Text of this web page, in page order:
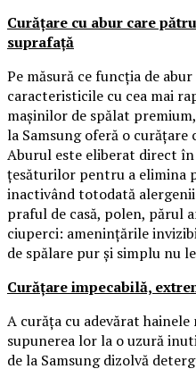
Curățare cu abur care
suprafață
Pe măsură ce funcția de
caracteristicile cu cea mai
mașinilor de spălat
la Samsung oferă o
Aburul este eliberat direct
țesăturilor pentru a elimina
inactivând totodată
praful de casă, polen, părul
ciuperci: amenințările
de spălare pur și simplu nu
Curățare impecabilă,
A curăța cu adevărat
supunerea lor la o uzură
de la Samsung dizolvă